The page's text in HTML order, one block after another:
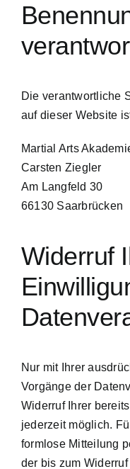
Die verantwortliche
auf dieser Website
Martial Arts
Carsten Ziegler
Am Langfeld 30
66130 Saarbrücken
Widerruf
Nur mit Ihrer
Vorgänge der
Widerruf Ihrer
jederzeit möglich.
formlose Mitteilung
der bis zum